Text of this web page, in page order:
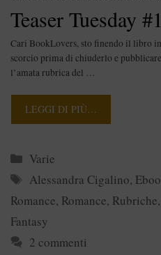
Teaser Tuesday
Cari BookLovers, sto finendo il libro
scorcio prima di chiuderlo e
l’amata rubrica del …
LEGGI DI PIÙ…
Categorie
Varie
Tag
Alessandra Cigalino,
Romance, Romance, Rubriche,
Fantasy
2 commenti